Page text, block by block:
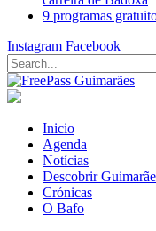
9 programas
Instagram Facebook
Inicio
Agenda
Notícias
Descobrir
Crónicas
O Bafo